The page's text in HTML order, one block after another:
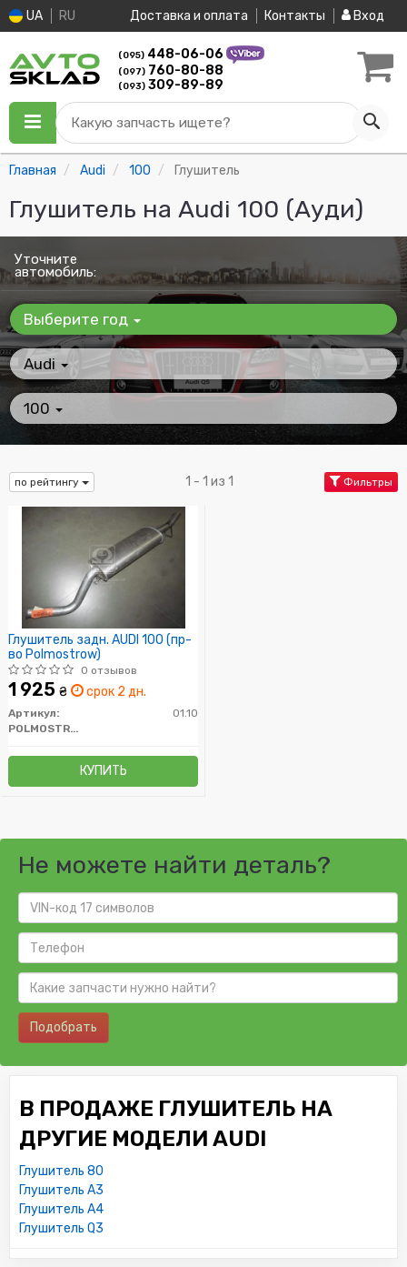
UA RU Доставка и оплата Контакты Вход
(095) 448-06-06
(097) 760-80-88
(093) 309-89-89
Какую запчасть ищете?
Главная Audi 100 Глушитель
Глушитель на Audi 100 (Ауди)
Уточните
автомобиль:
Выберите год
Audi
100
по рейтингу 1 - 1 из 1 Фильтры
Глушитель задн. AUDI 100 (пр-
во Polmostrow)
0 отзывов
1 925 ₴ срок 2 дн.
Артикул:
01.10
POLMOSTROW
КУПИТЬ
Не можете найти деталь?
Подобрать
В ПРОДАЖЕ ГЛУШИТЕЛЬ НА
ДРУГИЕ МОДЕЛИ AUDI
Глушитель 80
Глушитель A3
Глушитель A4
Глушитель Q3